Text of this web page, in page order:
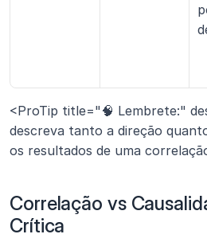
<ProTip title="🧠 Lembrete:"
descreva tanto a direção
os resultados de uma
Correlação vs
Crítica